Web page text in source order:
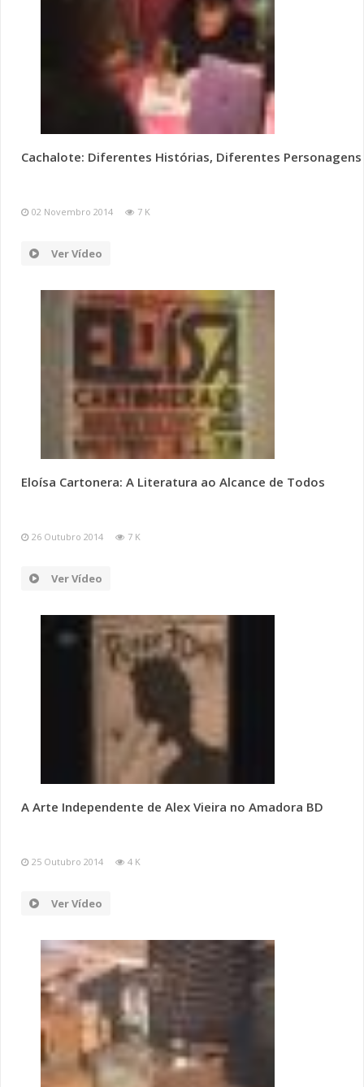
Cachalote: Diferentes Histórias, Diferentes Personagens
02 Novembro 2014 7 K
Ver Vídeo
Eloísa Cartonera: A Literatura ao Alcance de Todos
26 Outubro 2014 7 K
Ver Vídeo
A Arte Independente de Alex Vieira no Amadora BD
25 Outubro 2014 4 K
Ver Vídeo